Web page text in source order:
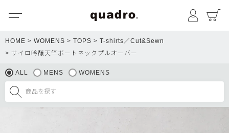
マイペ
HOME WOMENS TOPS
T-shirts／Cut&Sewn
サイロ吟醸天竺ボートネックプルオーバー
ALL MENS WOMENS